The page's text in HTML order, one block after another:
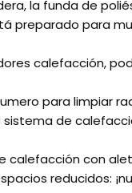
la funda de
preparado para
calefacción,
para limpiar
sistema de
calefacción con
reducidos: